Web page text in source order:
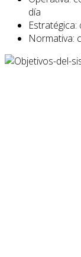
día
Normativa: